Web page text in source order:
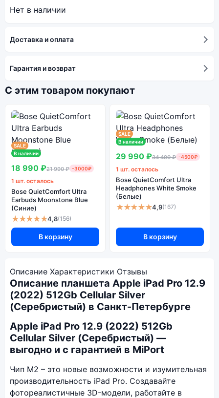
Нет в наличии
Доставка и оплата
Гарантия и возврат
С этим товаром покупают
SALE
В наличии
18 990 ₽21 990 ₽ -3000₽
1 шт. осталось
Bose QuietComfort Ultra
Earbuds Moonstone Blue
(Синие)
★★★★★4,8(156)
В корзину
SALE
В наличии
29 990 ₽34 490 ₽ -4500₽
1 шт. осталось
Bose QuietComfort Ultra
Headphones White Smoke
(Белые)
★★★★★4,9(167)
В корзину
Описание Характеристики Отзывы
Описание планшета Apple iPad Pro 12.9
(2022) 512Gb Cellular Silver
(Серебристый) в Санкт-Петербурге
Apple iPad Pro 12.9 (2022) 512Gb
Cellular Silver (Серебристый) —
выгодно и с гарантией в MiPort
Чип M2 – это новые возможности и изумительная
производительность iPad Pro. Создавайте
фотореалистичные 3D-модели, работайте в